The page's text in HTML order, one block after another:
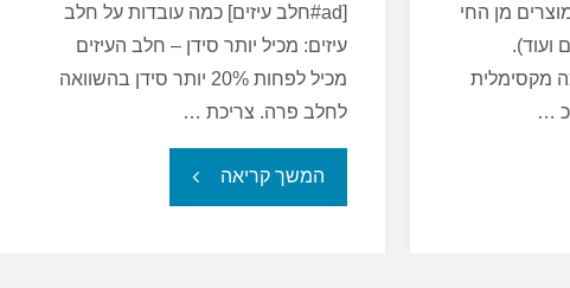
מן החי
ועוד).
מקסימלית
[ad#חלב עיזים] כמה עובדות על חלב
עיזים: מכיל יותר סידן – חלב העיזים
מכיל לפחות 20% יותר סידן בהשוואה
לחלב פרה. צריכת …
המשך קריאה "חלב